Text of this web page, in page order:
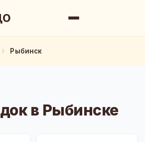
Рыбинск
в Рыбинске